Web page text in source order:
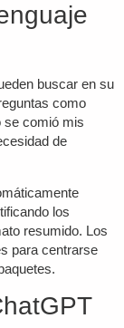
buscar en su
como
se comió mis
de
los
resumido. Los
para centrarse